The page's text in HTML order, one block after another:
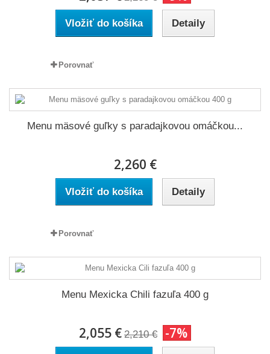
Vložiť do košíka Detaily
Porovnať
Menu mäsové guľky s paradajkovou omáčkou...
2,260 €
Vložiť do košíka Detaily
Porovnať
Menu Mexicka Chili fazuľa 400 g
2,055 € 2,210 € -7%